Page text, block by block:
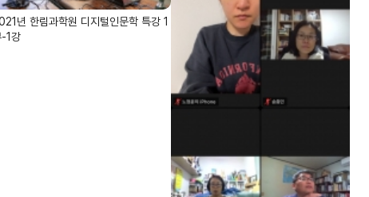
년 한림과학원 디지털인문학 특강 1
1강